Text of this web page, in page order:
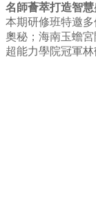
名師薈萃打造智
本期研修班特邀
奧秘；海南玉蟾
超能力學院冠軍